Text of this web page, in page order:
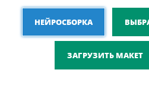
НЕЙРОСБОРКА
ЗАГРУЗИТЬ МАКЕТ